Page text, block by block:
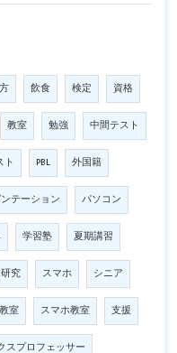
飲食 検定 資格
教室 勉強 中間テスト
ト PBL 外国籍
テーション パソコン
学習塾 夏期講習
究 スマホ シニア
室 スマホ教室 支援
スプロフェッサー